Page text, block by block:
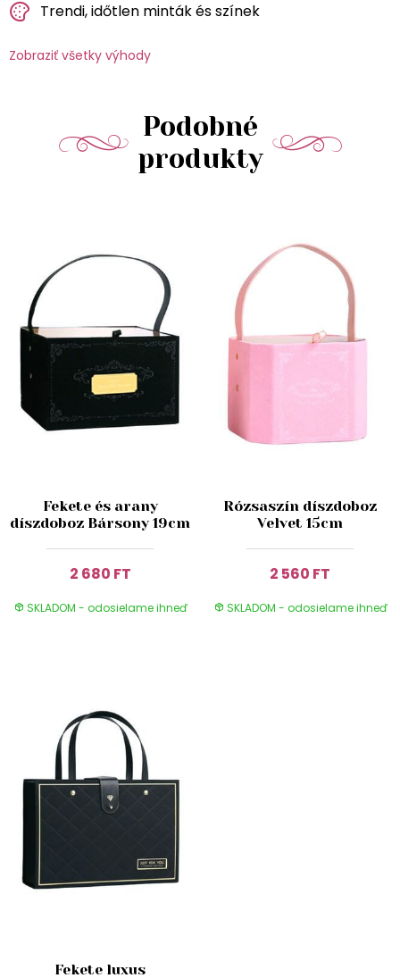
Trendi, időtlen minták és színek
Zobraziť všetky výhody
Podobné
produkty
Fekete és arany
díszdoboz Bársony 19cm
2 680 FT
SKLADOM - odosielame ihneď
Rózsaszín díszdoboz
Velvet 15cm
2 560 FT
SKLADOM - odosielame ihneď
Fekete luxus